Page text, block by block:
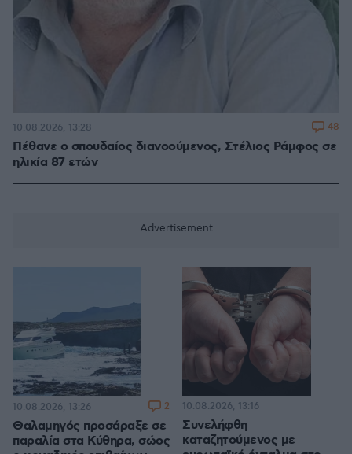
Πέθανε ο σπουδαίος διανοούμενος, Στέλιος Ράμφος σε
ηλικία 87 ετών
10.08.2026, 13:28 48
Θαλαμηγός προσάραξε σε
παραλία στα Κύθηρα, σώος
10.08.2026, 13:26 2
Συνελήφθη
καταζητούμενος με
10.08.2026, 13:16